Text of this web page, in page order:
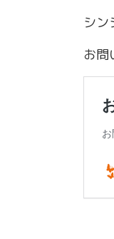
シン
お問